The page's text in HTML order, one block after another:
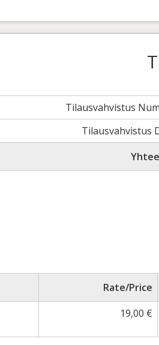
Tilausvahvistus
Tilausvahvistus
Rate/Price
19,00 €